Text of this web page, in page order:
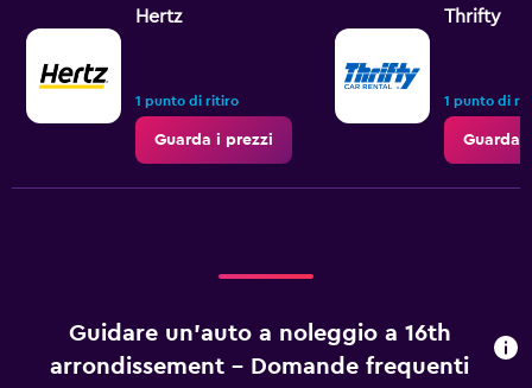
Hertz
1 punto di ritiro
Guarda i prezzi
Thrifty
1 punto di
Guarda
Guidare un'auto a noleggio a 16th
arrondissement - Domande frequenti